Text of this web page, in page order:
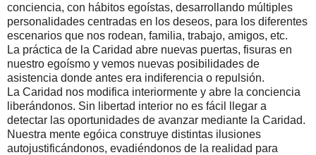
conciencia, con hábitos egoístas, desarrollando múltiples
personalidades centradas en los deseos, para los diferentes
escenarios que nos rodean, familia, trabajo, amigos, etc.
La práctica de la Caridad abre nuevas puertas, fisuras en
nuestro egoísmo y vemos nuevas posibilidades de
asistencia donde antes era indiferencia o repulsión.
La Caridad nos modifica interiormente y abre la conciencia
liberándonos. Sin libertad interior no es fácil llegar a
detectar las oportunidades de avanzar mediante la Caridad.
Nuestra mente egóica construye distintas ilusiones
autojustificándonos, evadiéndonos de la realidad para